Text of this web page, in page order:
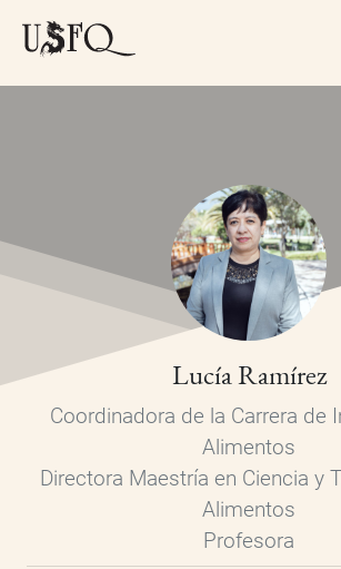
Lucía Ramírez
Coordinadora de la Carrera de
Alimentos
Directora Maestría en Ciencia y
Alimentos
Profesora